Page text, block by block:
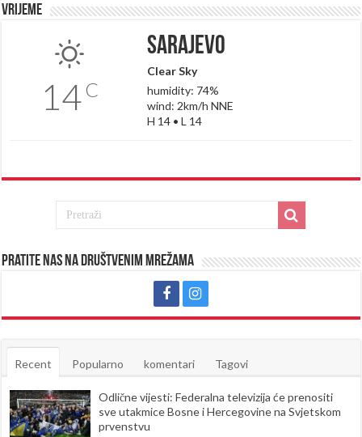
Vrijeme
14C
Sarajevo
Clear Sky
humidity: 74%
wind: 2km/h NNE
H 14 • L 14
Pratite nas na društvenim mrežama
Recent Popularno komentari Tagovi
Odlične vijesti: Federalna televizija će prenositi
sve utakmice Bosne i Hercegovine na Svjetskom
prvenstvu